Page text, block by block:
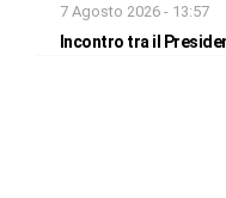
7 Agosto 2026 - 13:57
Incontro tra il